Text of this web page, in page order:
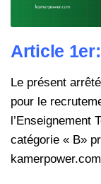
Article 1er:
Le présent
pour le
l’Enseignement
catégorie « B»
kamerpower.com